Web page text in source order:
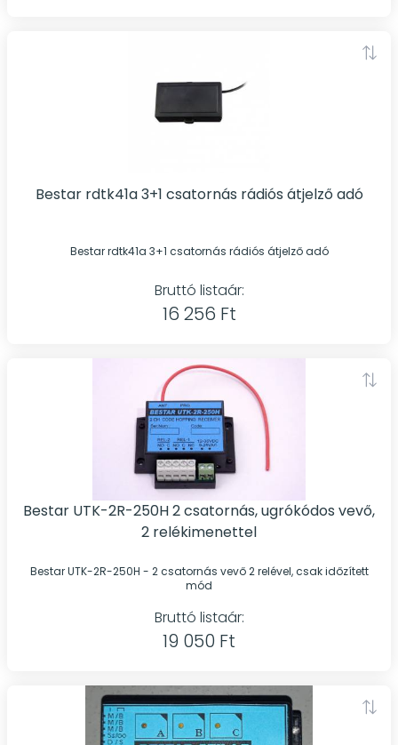
Bestar rdtk41a 3+1 csatornás rádiós átjelző adó
Bestar rdtk41a 3+1 csatornás rádiós átjelző adó
Bruttó listaár:
16 256 Ft
Bestar UTK-2R-250H 2 csatornás, ugrókódos vevő,
2 relékimenettel
Bestar UTK-2R-250H - 2 csatornás vevő 2 relével, csak időzített
mód
Bruttó listaár:
19 050 Ft